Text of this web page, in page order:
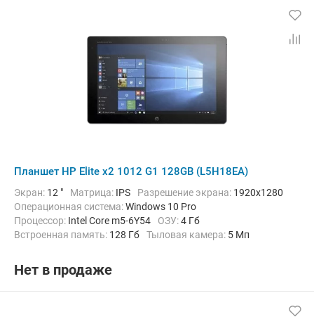
Планшет HP Elite x2 1012 G1 128GB (L5H18EA)
Экран: 12 " Матрица: IPS Разрешение экрана: 1920x1280
Операционная система:Windows 10 Pro
Процессор: Intel Core m5-6Y54 ОЗУ:4 Гб
Встроенная память: 128 Гб Тыловая камера: 5 Мп
Нет в продаже